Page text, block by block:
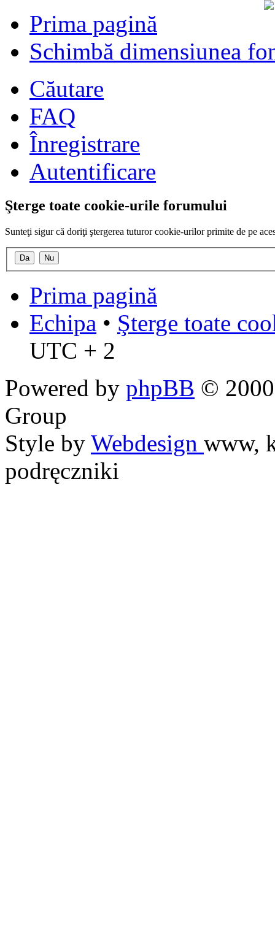
Prima pagină
Schimbă dimensiunea
Căutare
FAQ
Înregistrare
Autentificare
Şterge toate cookie-urile forumului
Sunteţi sigur că doriţi ştergerea tuturor cookie-urilor primite de pe
Prima pagină
Echipa • Şterge toate
UTC + 2
Powered by phpBB ©
Group
Style by Webdesign www,
podręczniki